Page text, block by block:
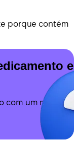
porque contém
e
com um médico